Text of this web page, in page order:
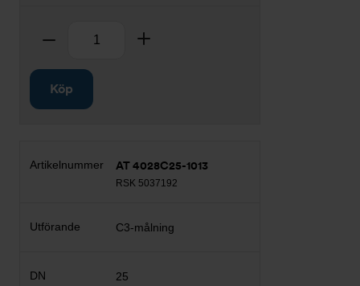
Ta bort
Köp
AT 4028C25-1013
RSK 5037192
C3-målning
25